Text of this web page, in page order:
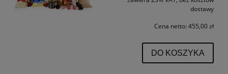
dostawy
Cena netto: 455,00 zł
DO KOSZYKA